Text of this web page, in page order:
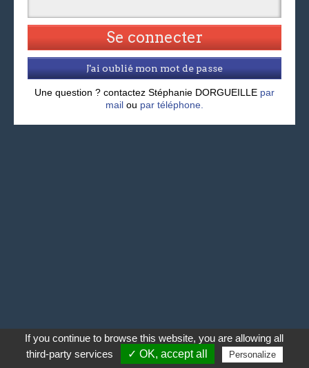
J'ai oublié mon mot de passe
Une question ? contactez Stéphanie DORGUEILLE par
mail ou par téléphone.
If you continue to browse this website, you are allowing all
third-party services
✓ OK, accept all Personalize